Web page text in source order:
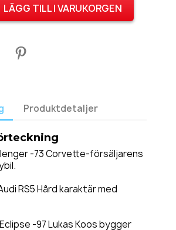
LÄGG TILL I VARUKORGEN
Produktdetaljer
-73 Corvette-försäljarens
RS5 Hård karaktär med
-97 Lukas Koos bygger